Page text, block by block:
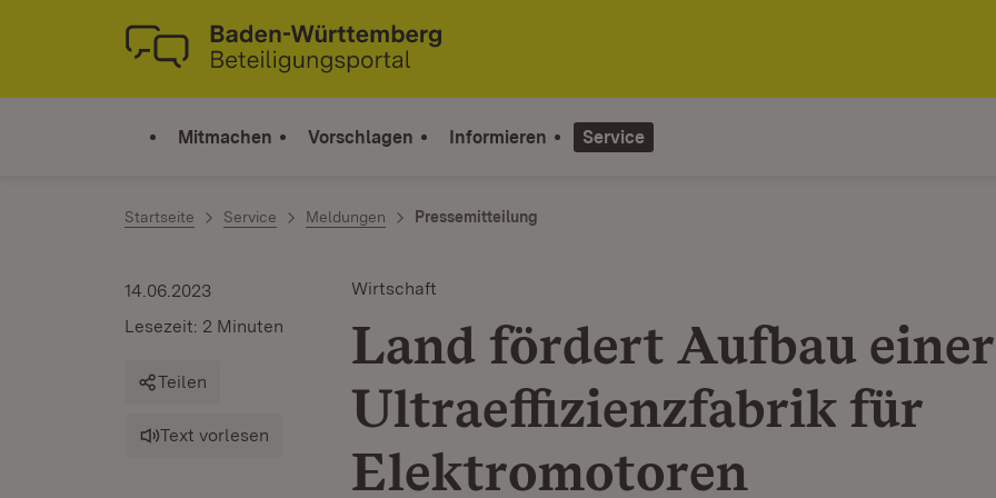
Zum Inhalt springen
Link zur Startseite
Mitmachen Vorschlagen Informieren Service
Startseite Service Meldungen Pressemitteilung
Wirtschaft
Land fördert Aufbau einer
Ultraeffizienzfabrik für
Elektromotoren
14.06.2023
Lesezeit: 2 Minuten
Teilen
Text vorlesen